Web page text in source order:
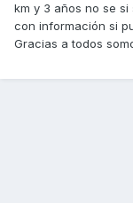
km y 3 años no se
con información si
Gracias a todos